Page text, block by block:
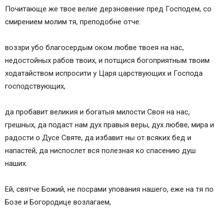
Почитающе же твое велие дерзновение пред Господем, со
смирением молим тя, преподобне отче:
воззри убо благосердым оком любве твоея на нас,
недостойных рабов твоих, и потщися богоприятным твоим
ходатайством испросити у Царя царствующих и Господа
господствующих,
да пробавит великия и богатыя милости Своя на нас,
грешных, да подаст нам дух правыя веры, дух любве, мира и
радости о Дусе Святе, да избавит ны от всяких бед и
напастей, да ниспослет вся полезная ко спасению душ
наших.
Ей, святче Божий, не посрами упования нашего, еже на тя по
Бозе и Богородице возлагаем,